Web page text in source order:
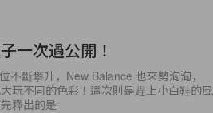
一次過公開！
不斷攀升，New Balance 也來勢洶洶，
玩不同的色彩！這次則是趕上小白鞋的風
釋出的是